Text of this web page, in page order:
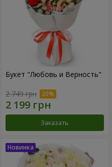
Букет "Любовь и Верность"
2 749 грн
Заказать